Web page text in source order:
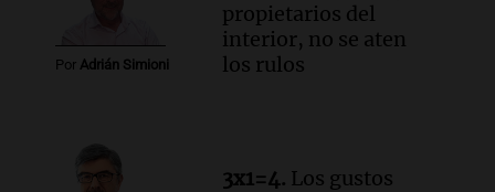
Por Adrián Simioni
propietarios del
interior, no se aten
los rulos
3x1=4. Los gustos